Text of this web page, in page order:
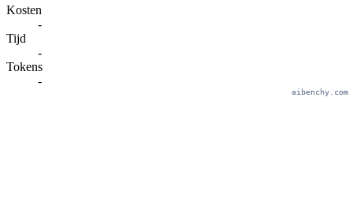
Kosten
-
Tijd
-
Tokens
-